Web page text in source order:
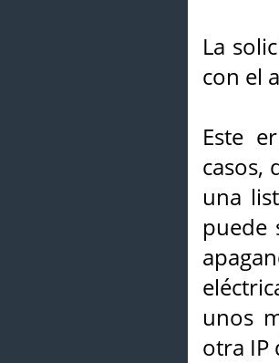
La
con el
Este
casos,
una
puede
unos
otra IP